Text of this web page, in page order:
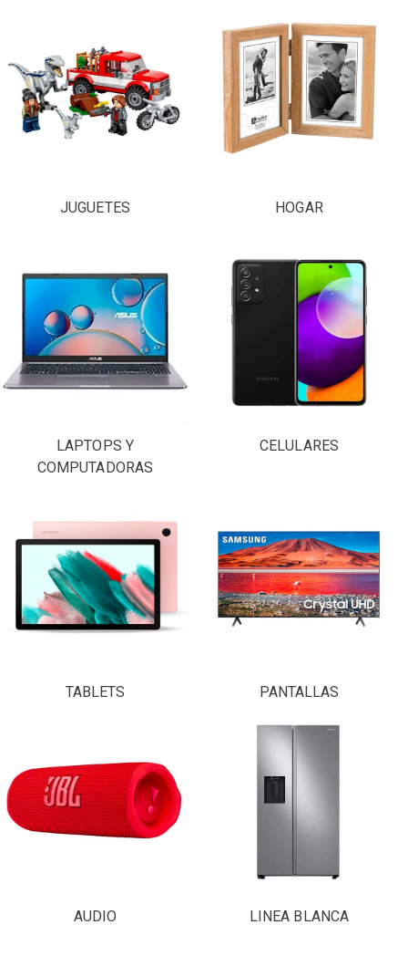
JUGUETES HOGAR
LAPTOPS Y
COMPUTADORAS
CELULARES
TABLETS PANTALLAS
AUDIO LINEA BLANCA